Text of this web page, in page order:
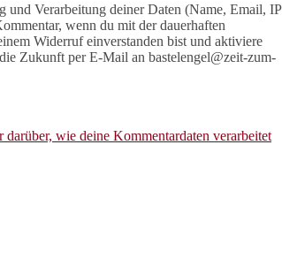
und Verarbeitung deiner Daten (Name, Email, IP
wenn du mit der dauerhaften
Widerruf einverstanden bist und aktiviere
Zukunft per E-Mail an bastelengel@zeit-zum-
darüber, wie deine Kommentardaten verarbeitet